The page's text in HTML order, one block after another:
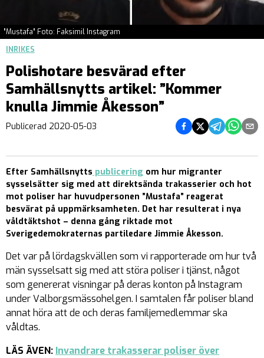
”Mustafa” Foto: Faksimil Instagram
INRIKES
Polishotare besvärad efter
Samhällsnytts artikel: ”Kommer
knulla Jimmie Åkesson”
Publicerad 2020-05-03 Dela på Facebook
Dela på Twitter
Dela påDela på
Dela
Efter Samhällsnytts publicering om hur migranter
sysselsätter sig med att direktsända trakasserier och hot
mot poliser har huvudpersonen ”Mustafa” reagerat
besvärat på uppmärksamheten. Det har resulterat i nya
våldtäktshot – denna gång riktade mot
Sverigedemokraternas partiledare Jimmie Åkesson.
Det var på lördagskvällen som vi rapporterade om hur två
män sysselsatt sig med att störa poliser i tjänst, något
som genererat visningar på deras konton på Instagram
under Valborgsmässohelgen. I samtalen får poliser bland
annat höra att de och deras familjemedlemmar ska
våldtas.
LÄS ÄVEN: Invandrare trakasserar poliser över